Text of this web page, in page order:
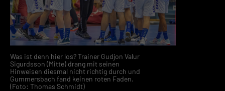
Was ist denn hier los? Trainer Gudjon Valur
Sigurdsson (Mitte) drang mit seinen
Hinweisen diesmal nicht richtig durch und
Gummersbach fand keinen roten Faden.
(Foto: Thomas Schmidt)